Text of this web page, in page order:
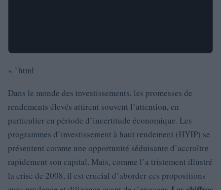
« `html
Dans le monde des investissements, les promesses de
rendements élevés attirent souvent l’attention, en
particulier en période d’incertitude économique. Les
programmes d’investissement à haut rendement (HYIP) se
présentent comme une opportunité séduisante d’accroître
rapidement son capital. Mais, comme l’a tristement illustré
la crise de 2008, il est crucial d’aborder ces propositions